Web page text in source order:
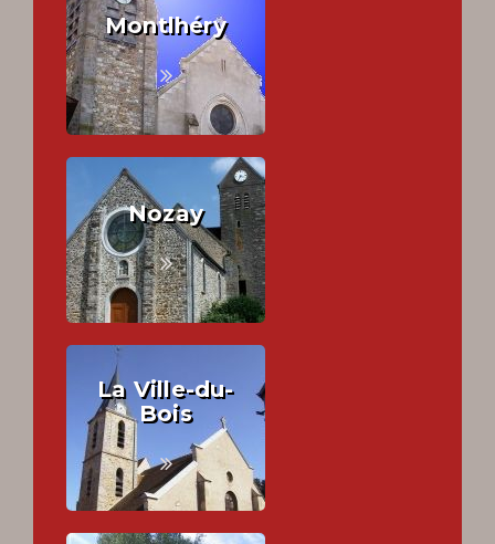
Montlhéry
Nozay
La Ville-du-
Bois